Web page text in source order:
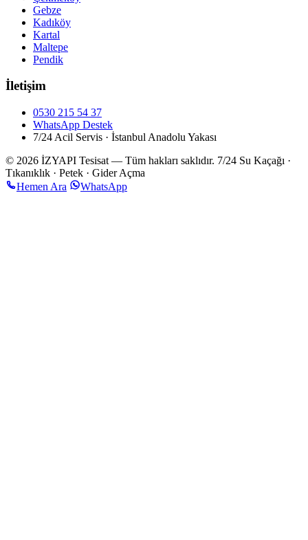
Gebze
Kadıköy
Kartal
Maltepe
Pendik
İletişim
0530 215 54 37
WhatsApp Destek
7/24 Acil Servis · İstanbul Anadolu Yakası
© 2026 İZYAPI Tesisat — Tüm hakları saklıdır. 7/24 Su Kaçağı ·
Tıkanıklık · Petek · Gider Açma
Hemen Ara
WhatsApp